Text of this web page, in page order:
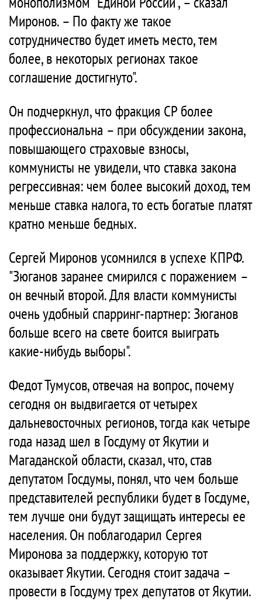
Миронов. – По факту же такое
сотрудничество будет иметь место, тем
более, в некоторых регионах такое
соглашение достигнуто".
Он подчеркнул, что фракция СР более
профессиональна – при обсуждении закона,
повышающего страховые взносы,
коммунисты не увидели, что ставка закона
регрессивная: чем более высокий доход, тем
меньше ставка налога, то есть богатые платят
кратно меньше бедных.
Сергей Миронов усомнился в успехе КПРФ.
"Зюганов заранее смирился с поражением –
он вечный второй. Для власти коммунисты
очень удобный спарринг-партнер: Зюганов
больше всего на свете боится выиграть
какие-нибудь выборы".
Федот Тумусов, отвечая на вопрос, почему
сегодня он выдвигается от четырех
дальневосточных регионов, тогда как четыре
года назад шел в Госдуму от Якутии и
Магаданской области, сказал, что, став
депутатом Госдумы, понял, что чем больше
представителей республики будет в Госдуме,
тем лучше они будут защищать интересы ее
населения. Он поблагодарил Сергея
Миронова за поддержку, которую тот
оказывает Якутии. Сегодня стоит задача –
провести в Госдуму трех депутатов от Якутии.